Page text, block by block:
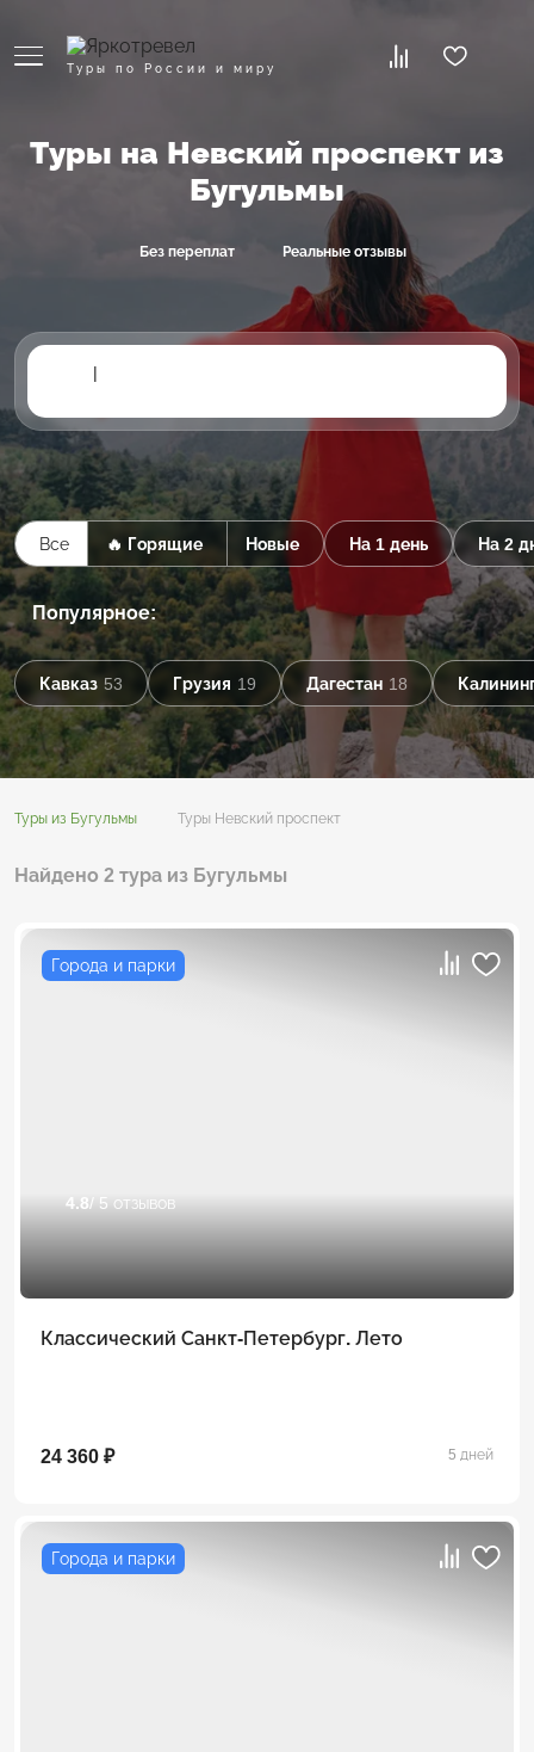
Туры по России и миру
Туры на Невский проспект из
Бугульмы
Без переплат Реальные отзывы
|
Все 🔥 Горящие Новые На 1 день На 2
Популярное:
Кавказ 53 Грузия 19 Дагестан 18
Туры из Бугульмы Туры Невский проспект
Найдено 2 тура из Бугульмы
Города и парки
4.8/ 5 отзывов
Классический Санкт-Петербург. Лето
24 360 ₽ 5 дней
Города и парки